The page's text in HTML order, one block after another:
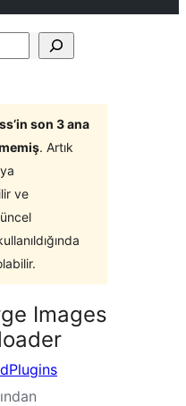
son 3 ana
. Artık
ve
Images